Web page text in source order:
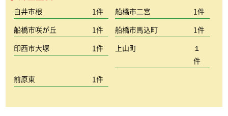
白井市根 1件 船橋市二宮 1件
船橋市咲が丘 1件 船橋市馬込町 1件
印西市大塚 1件 上山町
１
件
前原東 1件